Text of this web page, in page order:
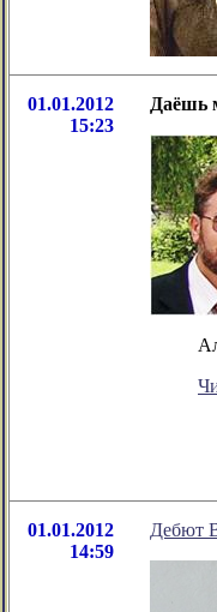
01.01.2012
15:23
Даёшь
01.01.2012
14:59
Дебют